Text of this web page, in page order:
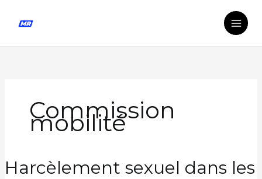
Commission
mobilité
Harcèlement sexuel dans les